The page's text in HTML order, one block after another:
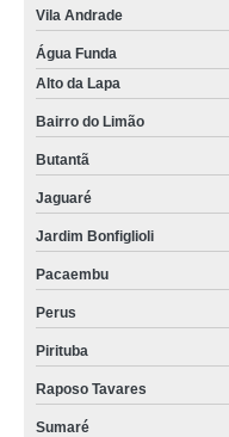
Vila Andrade
Água Funda
Alto da Lapa
Bairro do Limão
Butantã
Jaguaré
Jardim Bonfiglioli
Pacaembu
Perus
Pirituba
Raposo Tavares
Sumaré